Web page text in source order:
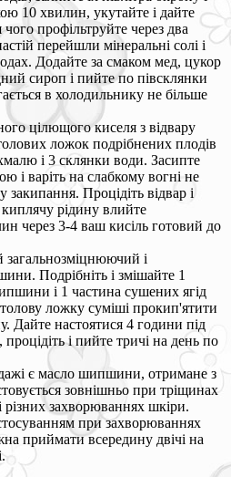
10 хвилин, укутайте і дайте
профільтруйте через два
перейшли мінеральні солі і
Додайте за смаком мед, цукор
сироп і пийте по півсклянки
в холодильнику не більше
цілющого киселя з відвару
ложок подрібнених плодів
і 3 склянки води. Засипте
і варіть на слабкому вогні не
Процідіть відвар і
рідину влийте
через 3-4 ваш кисіль готовий до
загальнозміцнюючий і
Подрібніть і змішайте 1
і 1 частина сушених ягід
ложку суміші прокип'ятити
Дайте настоятися 4 години під
і пийте тричі на день по
є масло шипшини, отримане з
зовнішньо при тріщинах
різних захворюваннях шкіри.
при захворюваннях
приймати всередину двічі на